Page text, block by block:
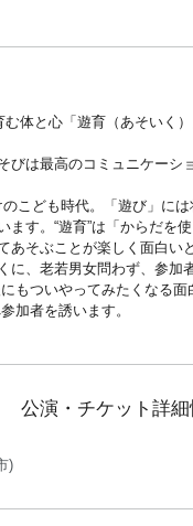
体と心「遊育（あそいく）
びは最高のコミュニケーシ
こども時代。「遊び」に
ます。“遊育”は「からだ
あそぶことが楽しく面白
に、老若男女問わず、参
もついやってみたくなる
加者を誘います。
公演・チケット詳細
)